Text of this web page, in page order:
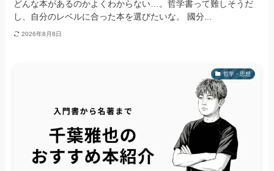
どんな本があるのかよくわからない…。哲学書って難しそうだ
し、自分のレベルに合った本を選びたいな。 國分...
2026年8月8日
哲学・思想